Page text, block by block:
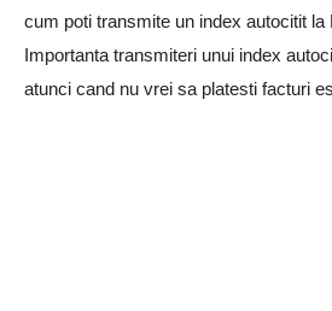
cum poti transmite un index autocitit la
Importanta transmiteri unui index
atunci cand nu vrei sa platesti facturi